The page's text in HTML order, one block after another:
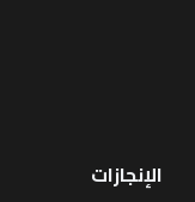
الإنجازات